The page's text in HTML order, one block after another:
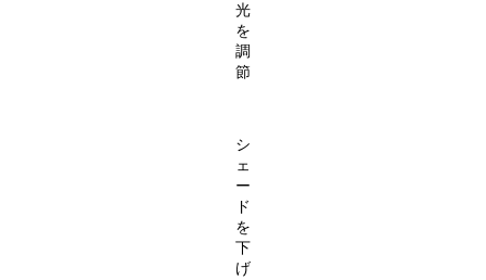
光
を
調
節
シ
ェ
ー
ド
を
下
げ